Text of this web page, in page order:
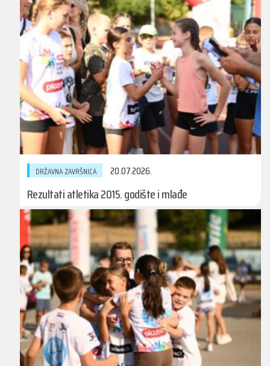
DRŽAVNA ZAVRŠNICA 20.07.2026.
Rezultati atletika 2015. godište i mlađe